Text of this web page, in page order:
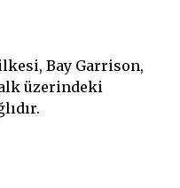
Bay Garrison,
üzerindeki